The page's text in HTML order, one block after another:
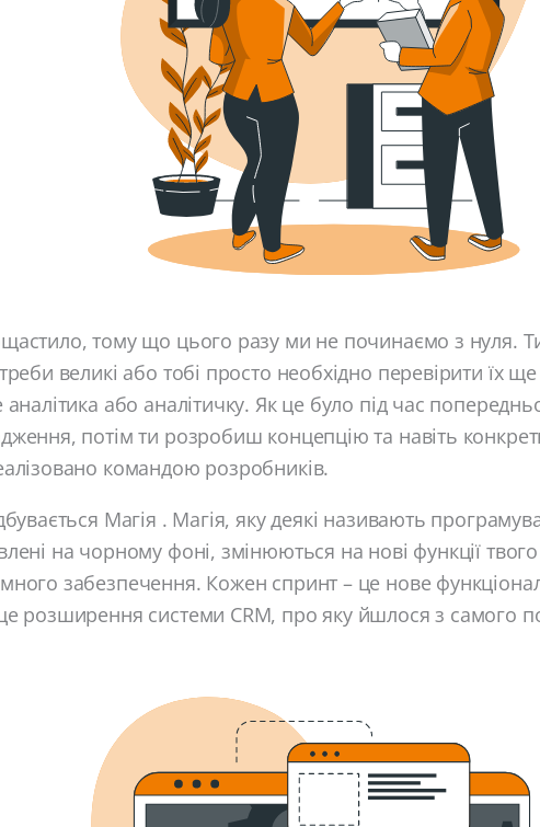
тому що цього разу ми не починаємо з нуля.
великі або тобі просто необхідно перевірити їх
аналітика або аналітичку. Як це було під час
потім ти розробиш концепцію та навіть
командою розробників.
Магія . Магія, яку деякі називають
на чорному фоні, змінюються на нові функції
забезпечення. Кожен спринт – це нове
розширення системи CRM, про яку йшлося з самого